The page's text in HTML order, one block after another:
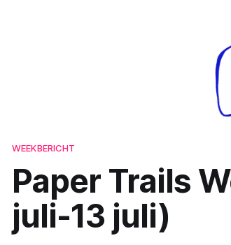
WEEKBERICHT
Paper Trails
juli-13 juli)